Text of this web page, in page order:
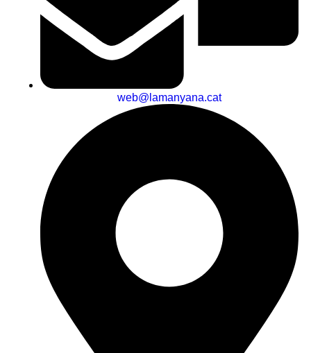
web@lamanyana.cat